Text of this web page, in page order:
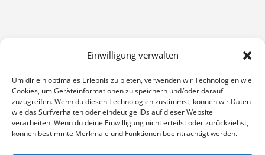
Einwilligung verwalten
Um dir ein optimales Erlebnis zu bieten, verwenden wir Technologien wie
Cookies, um Geräteinformationen zu speichern und/oder darauf
zuzugreifen. Wenn du diesen Technologien zustimmst, können wir Daten
wie das Surfverhalten oder eindeutige IDs auf dieser Website
verarbeiten. Wenn du deine Einwilligung nicht erteilst oder zurückziehst,
können bestimmte Merkmale und Funktionen beeinträchtigt werden.
Hauptmerkmale unserer Fenster
